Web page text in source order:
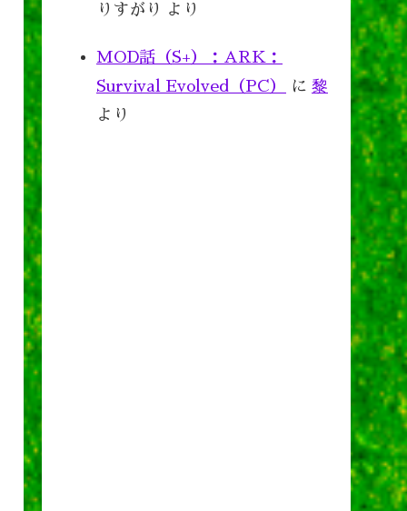
りすがり
より
MOD話（S+）：ARK：
Survival Evolved（PC）
に 黎
より